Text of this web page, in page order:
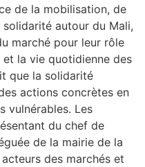
de la mobilisation, de
solidarité autour du Mali,
marché pour leur rôle
et la vie quotidienne des
que la solidarité
actions concrètes en
vulnérables. Les
du chef de
de la mairie de la
des marchés et